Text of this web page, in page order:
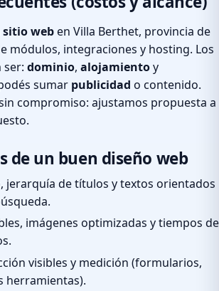
sitio weben Villa Berthet, provincia de
módulos, integraciones y hosting. Los
ser: dominio, alojamientoy
sumar publicidad o contenido.
compromiso: ajustamos propuesta a
de un buen diseño web
jerarquía de títulos y textos orientados
imágenes optimizadas y tiempos de
visibles y medición (formularios,
herramientas).